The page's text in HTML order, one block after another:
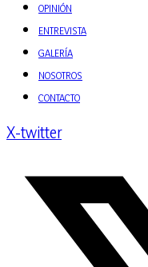
OPINIÓN
ENTREVISTA
GALERÍA
NOSOTROS
CONTACTO
X-twitter